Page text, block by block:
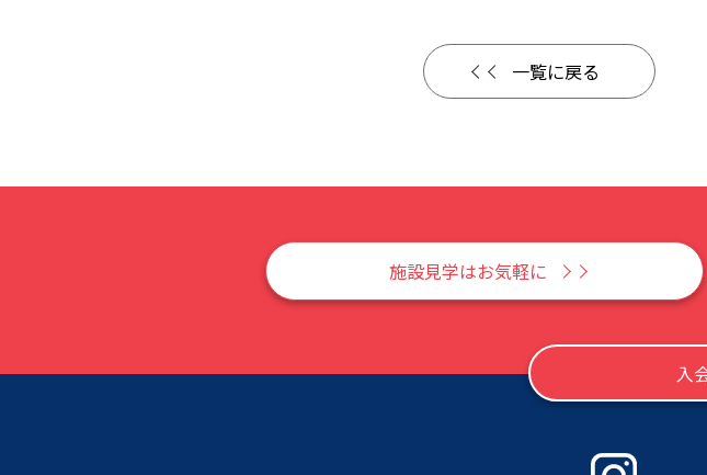
一覧に戻る
施設見学はお気軽に
入